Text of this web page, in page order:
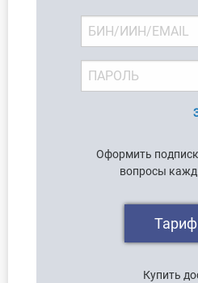
Оформить
вопросы
Купить